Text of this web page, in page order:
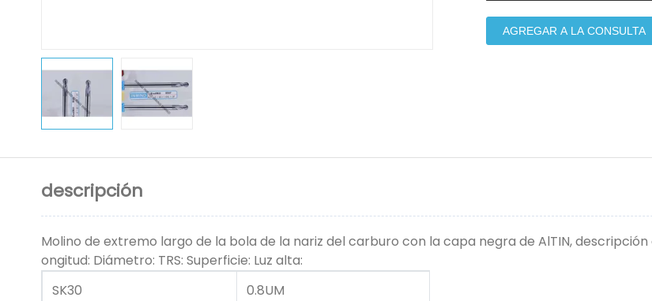
AGREGAR A LA CONSULTA
descripción
Molino de extremo largo de la bola de la nariz del carburo con la capa negra de AlTIN,
ongitud: Diámetro: TRS: Superficie: Luz alta:
SK30
0.8UM